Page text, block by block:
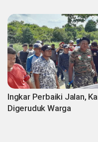
Ingkar Perbaiki Jalan,
Digeruduk Warga